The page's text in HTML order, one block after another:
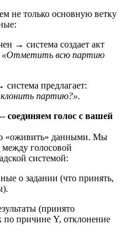
не только основную ветку
→ система создает акт
«Отметить всю партию
система предлагает:
партию?».
голос с вашей
«оживить» данными. Мы
голосовой
системой:
о задании (что принять,
(принято
по причине Y, отклонение